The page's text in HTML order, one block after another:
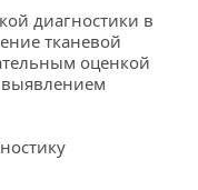
диагностики в
тканевой
оценкой
выявлением